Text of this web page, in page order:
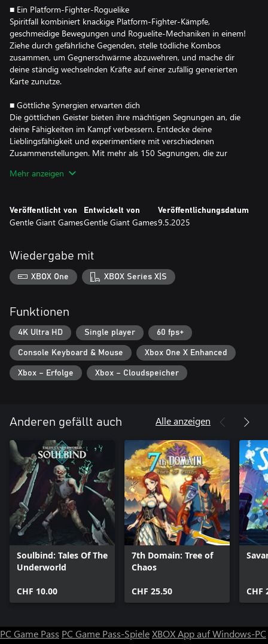
■ Ein Platform-Fighter-Roguelike
Spiritfall kombiniert knackige Platform-Fighter-Kämpfe,
geschmeidige Bewegungen und Roguelite-Mechaniken in einem!
Ziehe durch gefährliche Gegenden, stelle tödliche Kombos
zusammen, um Gegnerschwärme abzuwehren, und mache dir
deine ständig wechselnden Kräfte auf einer zufällig generierten
Karte zunutze.
■ Göttliche Synergien erwarten dich
Die göttlichen Geister bieten ihre mächtigen Segnungen an, die
deine Fähigkeiten im Kampf verbessern. Entdecke deine
Lieblingsfähigkeit und experimentiere mit verschiedenen
Zusammenstellungen. Mit mehr als 150 Segnungen, die zur
taktische Ansätze, die dich dazu ermutigen, Synergien zu finden,
■ Werde aus Niederlagen stärker
Der Tod ist nur ein vorübergehender Rückschlag. Erwache
Ressourcen, die du gesammelt hast, um deine Fertigkeiten zu
verbessern, einzigartige Kräfte freizuschalten und mächtige
Waffen mit einzigartigen Bewegungssets zu erwecken.
Mehr anzeigen
Veröffentlicht von
Gentle Giant Games
Entwickelt von
Gentle Giant Games
Veröffentlichungsdatum
9.5.2025
Wiedergabe mit
XBOX One XBOX Series X|S
Funktionen
4K Ultra HD Single player 60 fps+
Console Keyboard & Mouse Xbox One X Enhanced
Xbox – Erfolge Xbox – Cloudspeicher
Anderen gefällt auch Alle anzeigen
Soulbind: Tales Of The
Underworld
CHF 10.00
7th Domain: Tree of
Chaos
CHF 25.50 CHF
PC Game Pass PC Game Pass-SpieleXBOX App auf Windows-PC